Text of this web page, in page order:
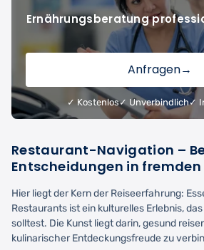
Ernährungsberatung
Anfragen→
✓ Kostenlos✓ Unverbindlich✓
Restaurant-Navigation –
Entscheidungen in fremden
Hier liegt der Kern der Reiseerfahrung:
Restaurants ist ein kulturelles Erlebnis,
solltest. Die Kunst liegt darin, gesund
kulinarischer Entdeckungsfreude zu